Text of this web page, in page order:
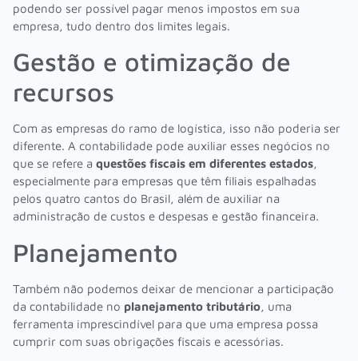
podendo ser possível pagar menos impostos em sua
empresa, tudo dentro dos limites legais.
Gestão e otimização de
recursos
Com as empresas do ramo de logística, isso não poderia ser
diferente. A contabilidade pode auxiliar esses negócios no
que se refere a questões fiscais em diferentes estados,
especialmente para empresas que têm filiais espalhadas
pelos quatro cantos do Brasil, além de auxiliar na
administração de custos e despesas e gestão financeira.
Planejamento
Também não podemos deixar de mencionar a participação
da contabilidade no planejamento tributário, uma
ferramenta imprescindível para que uma empresa possa
cumprir com suas obrigações fiscais e acessórias.